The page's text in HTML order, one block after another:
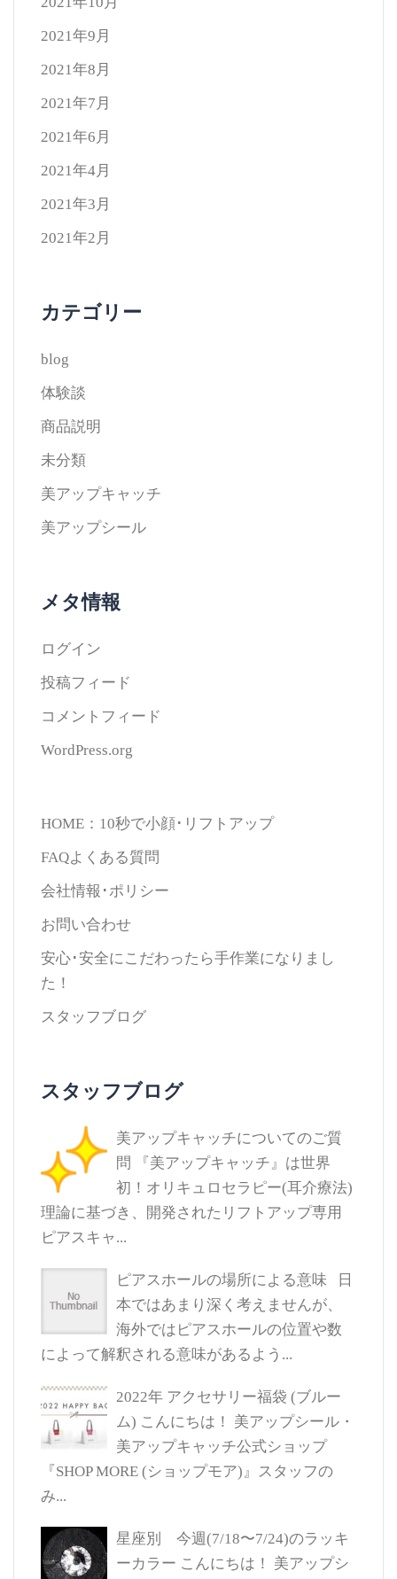
2021年9月
2021年8月
2021年7月
2021年6月
2021年4月
2021年3月
2021年2月
カテゴリー
blog
体験談
商品説明
未分類
美アップキャッチ
美アップシール
メタ情報
ログイン
投稿フィード
コメントフィード
WordPress.org
HOME：10秒で小顔･リフトアップ
FAQよくある質問
会社情報･ポリシー
お問い合わせ
安心･安全にこだわったら手作業になりまし
た！
スタッフブログ
スタッフブログ
美アップキャッチについてのご質
問
『美アップキャッチ』は世界
初！オリキュロセラピー(耳介療法)
理論に基づき、開発されたリフトアップ専用
ピアスキャ...
ピアスホールの場所による意味
日
本ではあまり深く考えませんが、
海外ではピアスホールの位置や数
によって解釈される意味があるよう...
2022年 アクセサリー福袋 (ブルー
ム) こんにちは！ 美アップシール・
美アップキャッチ公式ショップ
『SHOP MORE (ショップモア)』スタッフの
み...
星座別 今週(7/18〜7/24)のラッキ
ーカラー こんにちは！ 美アップシ